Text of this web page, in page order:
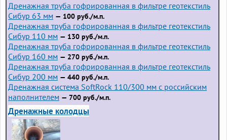
Дренажная труба гофрированная в фильтре геотекстиль
Сибур 63 мм — 100 руб./м.п.
Дренажная труба гофрированная в фильтре геотекстиль
Сибур 110 мм — 130 руб./м.п.
Дренажная труба гофрированная в фильтре геотекстиль
Сибур 160 мм — 270 руб./м.п.
Дренажная труба гофрированная в фильтре геотекстиль
Сибур 200 мм — 440 руб./м.п.
Дренажная система SoftRock 110/300 мм с российским
наполнителем — 700 руб./м.п.
Дренажные колодцы